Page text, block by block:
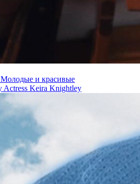
Молодые и красивые
Actress Keira Knightley